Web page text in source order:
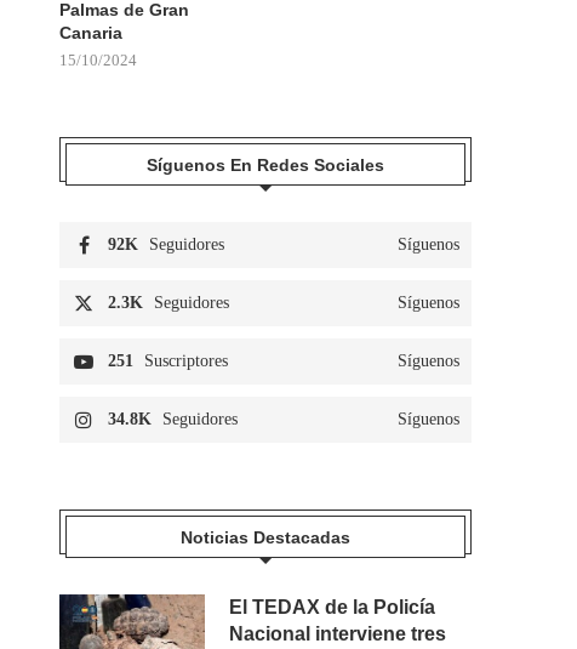
Palmas de Gran
Canaria
15/10/2024
Síguenos En Redes Sociales
92K Seguidores Síguenos
2.3K Seguidores Síguenos
251 Suscriptores Síguenos
34.8K Seguidores Síguenos
Noticias Destacadas
El TEDAX de la Policía
Nacional interviene tres